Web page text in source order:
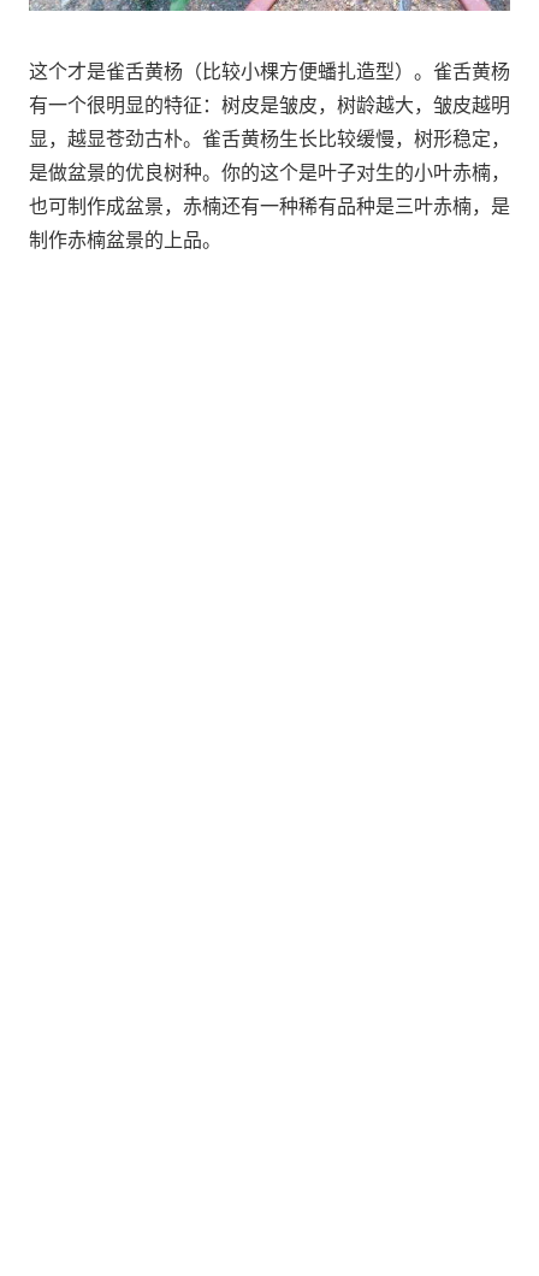
这个才是雀舌黄杨（比较小棵方便蟠扎造型）。雀舌黄杨
有一个很明显的特征：树皮是皱皮，树龄越大，皱皮越明
显，越显苍劲古朴。雀舌黄杨生长比较缓慢，树形稳定，
是做盆景的优良树种。你的这个是叶子对生的小叶赤楠，
也可制作成盆景，赤楠还有一种稀有品种是三叶赤楠，是
制作赤楠盆景的上品。